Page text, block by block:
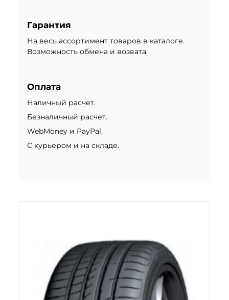
Гарантия
На весь ассортимент товаров в каталоге.
Возможность обмена и возвата.
Оплата
Наличный расчет.
Безналичный расчет.
WebMoney и PayPal.
С курьером и на складе.